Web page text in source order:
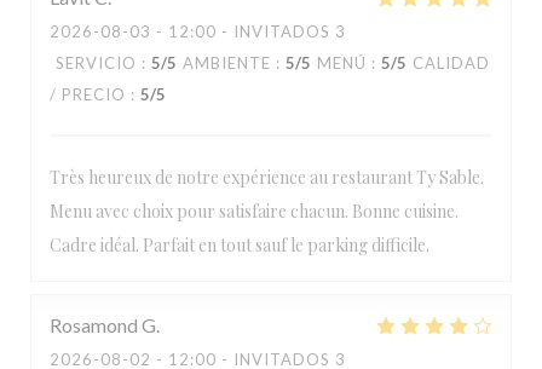
2026-08-03 - 12:00 - INVITADOS 3
SERVICIO : 5/5 AMBIENTE : 5/5 MENÚ : 5/5 CALIDAD
/ PRECIO : 5/5
Très heureux de notre expérience au restaurant Ty Sable.
Menu avec choix pour satisfaire chacun. Bonne cuisine.
Cadre idéal. Parfait en tout sauf le parking difficile.
Rosamond G
2026-08-02 - 12:00 - INVITADOS 3